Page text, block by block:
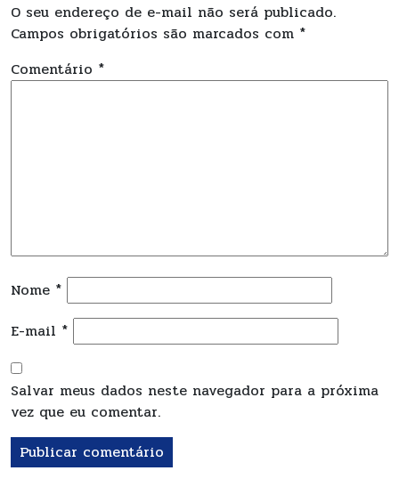
O seu endereço de e-mail não será publicado.
Campos obrigatórios são marcados com *
Comentário *
Nome *
E-mail *
Salvar meus dados neste navegador para a próxima
vez que eu comentar.